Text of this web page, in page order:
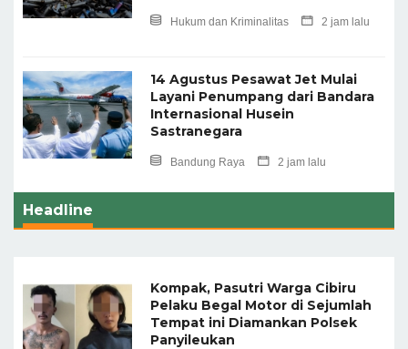
Hukum dan Kriminalitas 2 jam lalu
14 Agustus Pesawat Jet Mulai
Layani Penumpang dari Bandara
Internasional Husein
Sastranegara
Bandung Raya 2 jam lalu
Headline
Kompak, Pasutri Warga Cibiru
Pelaku Begal Motor di Sejumlah
Tempat ini Diamankan Polsek
Panyileukan